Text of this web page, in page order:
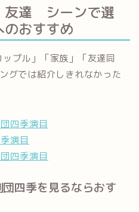
友達 シーンで選
おすすめ
プル」「家族」「友達同
グでは紹介しきれなかった
四季演目
演目
四季演目
団四季を見るならおす